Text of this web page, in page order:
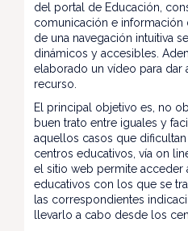
del portal de Educación,
comunicación e información
de una navegación intuitiva
dinámicos y accesibles.
elaborado un vídeo para dar
recurso.
El principal objetivo es, no
buen trato entre iguales y
aquellos casos que
centros educativos, vía on
el sitio web permite
educativos con los que se
las correspondientes
llevarlo a cabo desde los